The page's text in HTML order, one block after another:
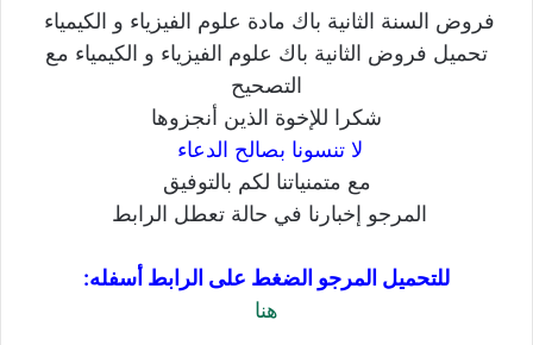
فروض السنة الثانية باك مادة علوم الفيزياء و الكيمياء
تحميل فروض الثانية باك علوم الفيزياء و الكيمياء مع
التصحيح
شكرا للإخوة الذين أنجزوها
لا تنسونا بصالح الدعاء
مع متمنياتنا لكم بالتوفيق
المرجو إخبارنا في حالة تعطل الرابط
للتحميل المرجو الضغط على الرابط أسفله:
هنا